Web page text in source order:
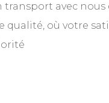
transport avec nous
qualité, où votre